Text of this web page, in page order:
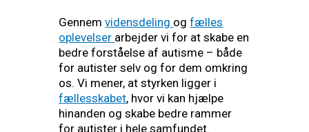
Gennemvidensdeling ogfælles
oplevelser arbejder vi for at skabe en
bedre forståelse af autisme – både
for autister selv og for dem omkring
os. Vi mener, at styrken ligger i
fællesskabet, hvor vi kan hjælpe
hinanden og skabe bedre rammer
for autister i hele samfundet.